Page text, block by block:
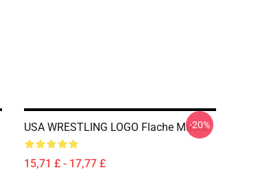
USA WRESTLING LOGO Flache Maske
15,71 £ - 17,77 £
-20%